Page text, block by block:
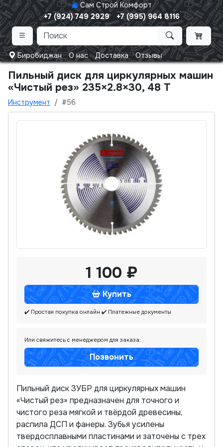
Сам Строй Комфорт
+7 (924) 749 2929
+7 (995) 964 8116
Биробиджан О нас Доставка Отзывы
Пильный диск для циркулярных машин
«Чистый рез» 235×2.8×30, 48 Т
Инструмент #56
Пильный диск ЗУБР для циркулярных машин
«Чистый рез» предназначен для точного и
чистого реза мягкой и твёрдой древесины,
распила ДСП и фанеры. Зубья усилены
твердосплавными пластинами и заточены с трех
1 100 ₽
Купить
✔️ Простая покупка онлайн ✔️ Платежные документы
Или свяжитесь с менеджером для заказа:
Позвонить